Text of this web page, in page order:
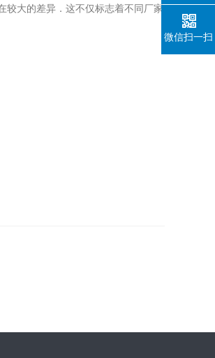
较大的差异．这不仅标志着不同厂家
微信扫一扫